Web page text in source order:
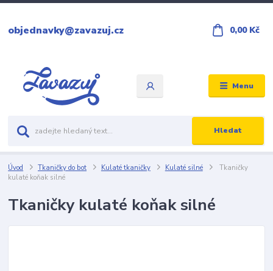
Menu
Hledat
objednavky@zavazuj.cz 0,00 Kč
Úvod Tkaničky do bot Kulaté tkaničky Kulaté silné
Tkaničky
kulaté koňak silné
Tkaničky kulaté koňak silné